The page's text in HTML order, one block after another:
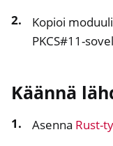
Kopioi
PKCS#11-
Käännä
Asenna Rust-